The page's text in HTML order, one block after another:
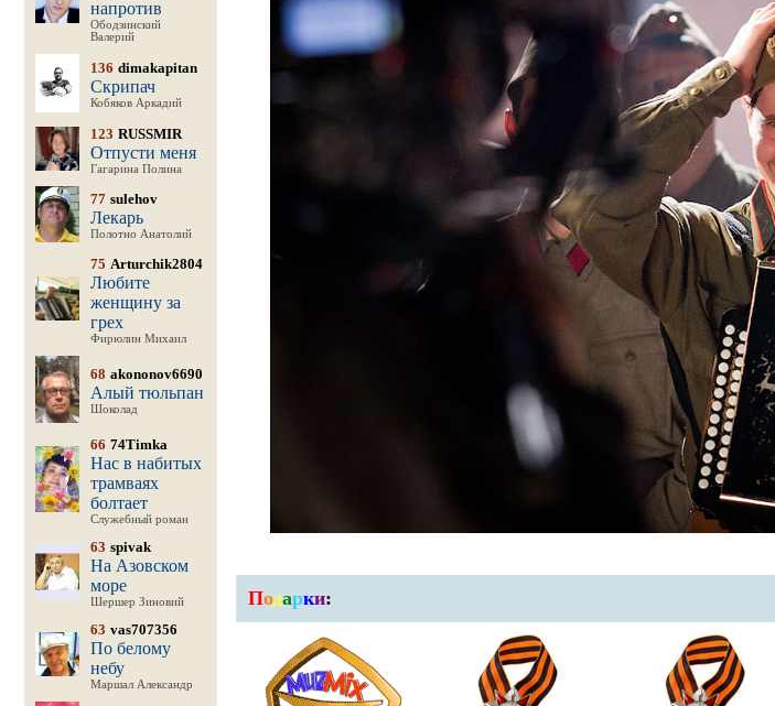
напротив
Ободзинский
Валерий
136 dimakapitan
Скрипач
Кобяков Аркадий
123 RUSSMIR
Отпусти меня
Гагарина Полина
77 sulehov
Лекарь
Полотно Анатолий
75 Arturchik2804
Любите
женщину за
грех
Фирюлин Михаил
68 akononov6690
Алый тюльпан
Шоколад
66 74Timka
Нас в набитых
трамваях
болтает
Служебный роман
63 spivak
На Азовском
море
Шершер Зиновий
63 vas707356
По белому
небу
Маршал Александр
Подарки: